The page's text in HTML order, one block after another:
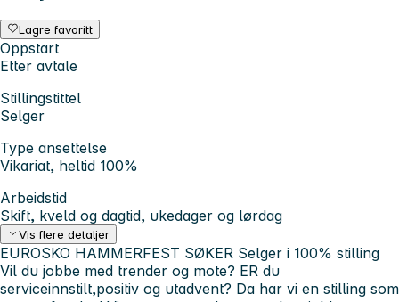
Lagre favoritt
Oppstart
Etter avtale
Stillingstittel
Selger
Type ansettelse
Vikariat, heltid 100%
Arbeidstid
Skift, kveld og dagtid, ukedager og lørdag
Vis flere detaljer
EUROSKO HAMMERFEST SØKER Selger i 100% stilling
Vil du jobbe med trender og mote? ER du
serviceinnstilt,positiv og utadvent? Da har vi en stilling som